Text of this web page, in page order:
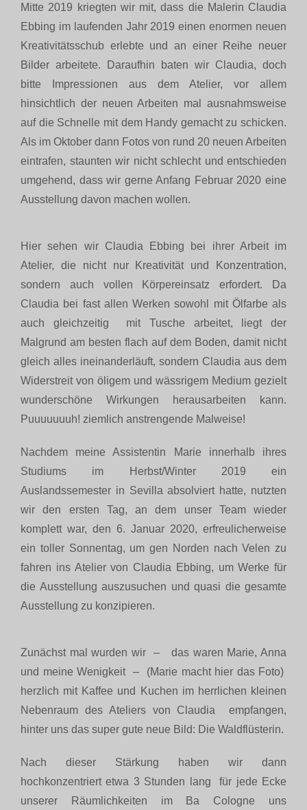
Mitte 2019 kriegten wir mit, dass die Malerin Claudia
Ebbing im laufenden Jahr 2019 einen enormen neuen
Kreativitätsschub erlebte und an einer Reihe neuer
Bilder arbeitete. Daraufhin baten wir Claudia, doch
bitte Impressionen aus dem Atelier, vor allem
hinsichtlich der neuen Arbeiten mal ausnahmsweise
auf die Schnelle mit dem Handy gemacht zu schicken.
Als im Oktober dann Fotos von rund 20 neuen Arbeiten
eintrafen, staunten wir nicht schlecht und entschieden
umgehend, dass wir gerne Anfang Februar 2020 eine
Ausstellung davon machen wollen.
Hier sehen wir Claudia Ebbing bei ihrer Arbeit im
Atelier, die nicht nur Kreativität und Konzentration,
sondern auch vollen Körpereinsatz erfordert. Da
Claudia bei fast allen Werken sowohl mit Ölfarbe als
auch gleichzeitig mit Tusche arbeitet, liegt der
Malgrund am besten flach auf dem Boden, damit nicht
gleich alles ineinanderläuft, sondern Claudia aus dem
Widerstreit von öligem und wässrigem Medium gezielt
wunderschöne Wirkungen herausarbeiten kann.
Puuuuuuuh! ziemlich anstrengende Malweise!
Nachdem meine Assistentin Marie innerhalb ihres
Studiums im Herbst/Winter 2019 ein
Auslandssemester in Sevilla absolviert hatte, nutzten
wir den ersten Tag, an dem unser Team wieder
komplett war, den 6. Januar 2020, erfreulicherweise
ein toller Sonnentag, um gen Norden nach Velen zu
fahren ins Atelier von Claudia Ebbing, um Werke für
die Ausstellung auszusuchen und quasi die gesamte
Ausstellung zu konzipieren.
Zunächst mal wurden wir – das waren Marie, Anna
und meine Wenigkeit – (Marie macht hier das Foto)
herzlich mit Kaffee und Kuchen im herrlichen kleinen
Nebenraum des Ateliers von Claudia empfangen,
hinter uns das super gute neue Bild: Die Waldflüsterin.
Nach dieser Stärkung haben wir dann
hochkonzentriert etwa 3 Stunden lang für jede Ecke
unserer Räumlichkeiten im Ba Cologne uns